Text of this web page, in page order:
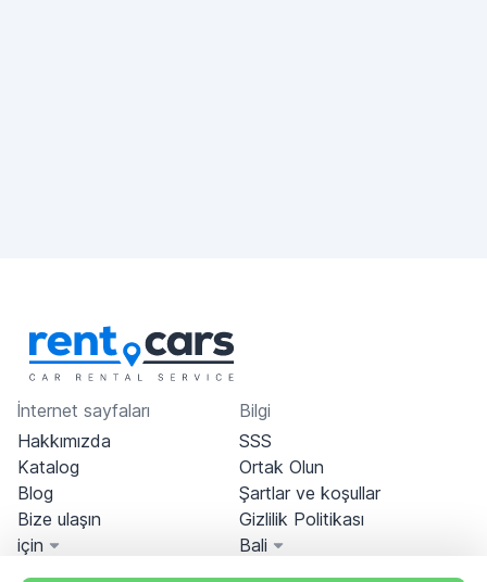
İnternet sayfaları
Hakkımızda
Katalog
Blog
Bize ulaşın
için
Bilgi
SSS
Ortak Olun
Şartlar ve koşullar
Gizlilik Politikası
Bali